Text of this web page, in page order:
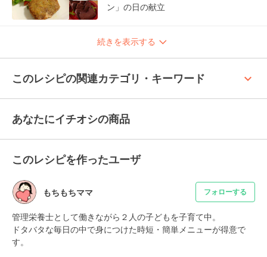
ン」の日の献立
続きを表示する
このレシピの関連カテゴリ・キーワード keyboard_arrow_up
あなたにイチオシの商品
このレシピを作ったユーザ
もちもちママ フォローする
管理栄養士として働きながら２人の子どもを子育て中。
ドタバタな毎日の中で身につけた時短・簡単メニューが得意で
す。